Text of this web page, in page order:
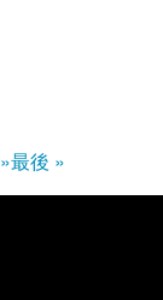
»最後 »